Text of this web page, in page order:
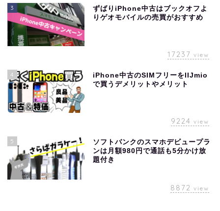
3
ずばりiPhone中古はブックオフよ
りゲオモバイルの売買がおすすめ
17237 view
4
iPhone中古のSIMフリーをIIJmio
で買うデメリットやメリット
9224 view
5
ソフトバンクのスマホデビュープラ
ンは月額980円で通話も5分かけ放
題付き
8872 view